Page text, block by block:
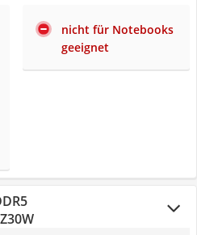
nicht für Notebooks
geeignet